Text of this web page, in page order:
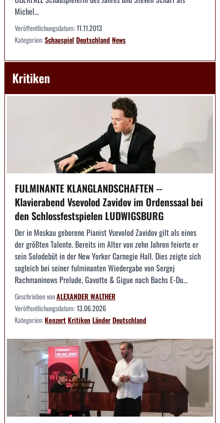
Michel...
Veröffentlichungsdatum:11.11.2013
Kategorien:Schauspiel DeutschlandNews
Kritiken
FULMINANTE KLANGLANDSCHAFTEN --
Klavierabend Vsevolod Zavidov im Ordenssaal bei
den Schlossfestspielen LUDWIGSBURG
Der in Moskau geborene Pianist Vsevolod Zavidov gilt als eines
der größten Talente. Bereits im Alter von zehn Jahren feierte er
sein Solodebüt in der New Yorker Carnegie Hall. Dies zeigte sich
sogleich bei seiner fulminanten Wiedergabe von Sergej
Rachmaninows Prelude, Gavotte & Gigue nach Bachs E-Du...
Geschrieben vonALEXANDER WALTHER
Veröffentlichungsdatum:13.06.2026
Kategorien:KonzertKritikenLänderDeutschland